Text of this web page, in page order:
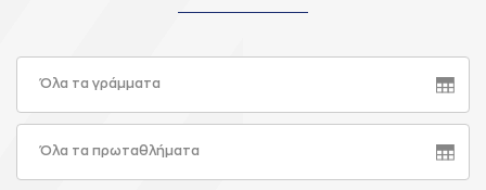
Όλα τα γράμματα
Όλα τα πρωταθλήματα